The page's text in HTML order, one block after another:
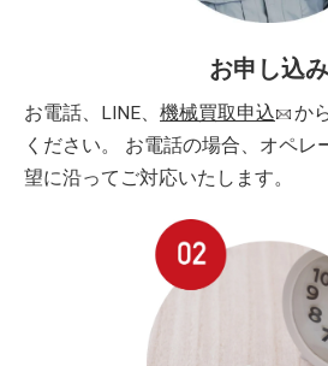
お申し込み
お電話、LINE、 機械買取申込
か
ください。 お電話の場合、オペレ
望に沿ってご対応いたします。